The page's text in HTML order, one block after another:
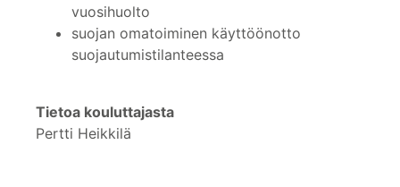
vuosihuolto
suojan omatoiminen käyttöönotto
suojautumistilanteessa
Tietoa kouluttajasta
Pertti Heikkilä